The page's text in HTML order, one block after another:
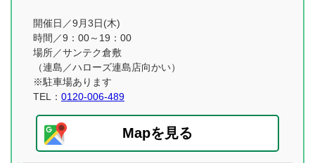
開催日／9月3日(木)
時間／9：00～19：00
場所／サンテク倉敷
（連島／ハローズ連島店向かい）
※駐車場あります
TEL： 0120-006-489
Mapを見る